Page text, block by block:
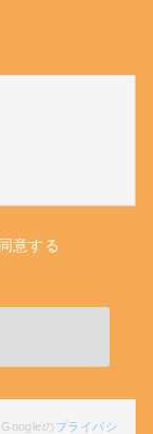
意する
の プライバシ